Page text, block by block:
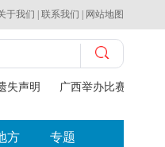
于我们 联系我们 网站地图
声明 广西举办比赛探索中
方 专题